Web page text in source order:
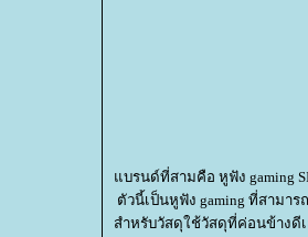
บรนด์ที่สามคือ หูฟัง gaming
ตัวนี้เป็นหูฟัง gaming ที่สามา
สำหรับวัสดุใช้วัสดุที่ค่อนข้างดี